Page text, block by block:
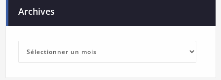
Archives